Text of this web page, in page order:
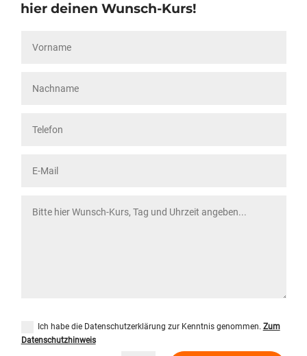
hier deinen Wunsch-Kurs!
Ich habe die Datenschutzerklärung zur Kenntnis genommen. Zum
Datenschutzhinweis